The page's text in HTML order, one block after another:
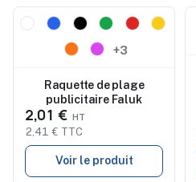
Nouveau
+3
Raquette de plage
publicitaire Faluk
2,01 €
2,41 € TTC
Voir le produit